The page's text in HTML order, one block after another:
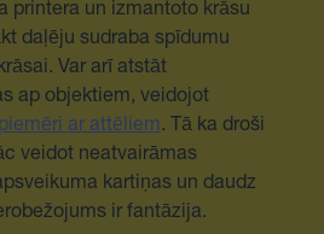
printera un izmantoto krāsu
daļēju sudraba spīdumu
Var arī atstāt
ap objektiem, veidojot
ar attēliem. Tā ka droši
veidot neatvairāmas
kartiņas un daudz
ir fantāzija.